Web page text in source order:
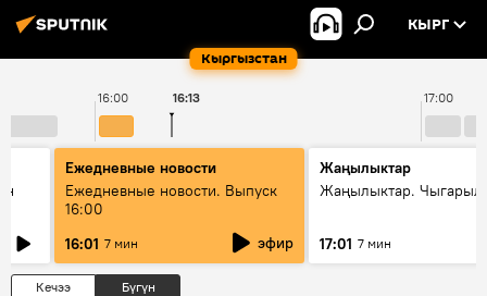
Кыргызстан
КЫРГ
16:00 17:00
16:13
Ежедневные новости
Ежедневные новости. Выпуск
16:00
16:01 7 мин эфир
Жаңылыктар
Жаңылыктар.
17:01 7 мин
Кечээ Бүгүн